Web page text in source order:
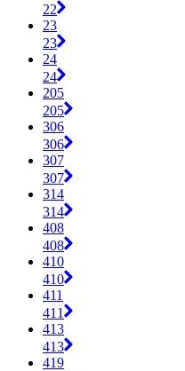
22
23
23
24
24
205
205
306
306
307
307
314
314
408
408
410
410
411
411
413
413
419